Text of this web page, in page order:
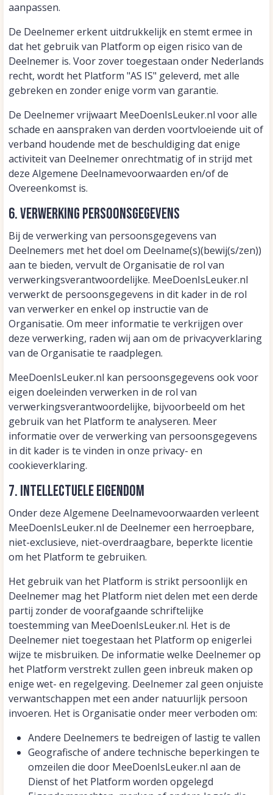
aanpassen.
De Deelnemer erkent uitdrukkelijk en stemt ermee in
dat het gebruik van Platform op eigen risico van de
Deelnemer is. Voor zover toegestaan onder Nederlands
recht, wordt het Platform "AS IS" geleverd, met alle
gebreken en zonder enige vorm van garantie.
De Deelnemer vrijwaart MeeDoenIsLeuker.nl voor alle
schade en aanspraken van derden voortvloeiende uit of
verband houdende met de beschuldiging dat enige
activiteit van Deelnemer onrechtmatig of in strijd met
deze Algemene Deelnamevoorwaarden en/of de
Overeenkomst is.
6. Verwerking Persoonsgegevens
Bij de verwerking van persoonsgegevens van
Deelnemers met het doel om Deelname(s)(bewij(s/zen))
aan te bieden, vervult de Organisatie de rol van
verwerkingsverantwoordelijke. MeeDoenIsLeuker.nl
verwerkt de persoonsgegevens in dit kader in de rol
van verwerker en enkel op instructie van de
Organisatie. Om meer informatie te verkrijgen over
deze verwerking, raden wij aan om de privacyverklaring
van de Organisatie te raadplegen.
MeeDoenIsLeuker.nl kan persoonsgegevens ook voor
eigen doeleinden verwerken in de rol van
verwerkingsverantwoordelijke, bijvoorbeeld om het
gebruik van het Platform te analyseren. Meer
informatie over de verwerking van persoonsgegevens
in dit kader is te vinden in onze privacy- en
cookieverklaring.
7. Intellectuele eigendom
Onder deze Algemene Deelnamevoorwaarden verleent
MeeDoenIsLeuker.nl de Deelnemer een herroepbare,
niet-exclusieve, niet-overdraagbare, beperkte licentie
om het Platform te gebruiken.
Het gebruik van het Platform is strikt persoonlijk en
Deelnemer mag het Platform niet delen met een derde
partij zonder de voorafgaande schriftelijke
toestemming van MeeDoenIsLeuker.nl. Het is de
Deelnemer niet toegestaan het Platform op enigerlei
wijze te misbruiken. De informatie welke Deelnemer op
het Platform verstrekt zullen geen inbreuk maken op
enige wet- en regelgeving. Deelnemer zal geen onjuiste
verwantschappen met een ander natuurlijk persoon
invoeren. Het is Organisatie onder meer verboden om:
Andere Deelnemers te bedreigen of lastig te vallen
Geografische of andere technische beperkingen te
omzeilen die door MeeDoenIsLeuker.nl aan de
Dienst of het Platform worden opgelegd